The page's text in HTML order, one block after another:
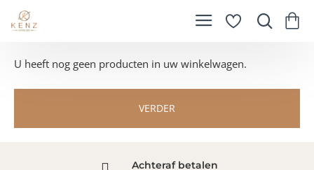
U heeft nog geen producten in uw winkelwagen.
VERDER
Achteraf betalen